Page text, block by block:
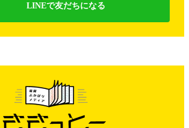
LINEで友だちになる